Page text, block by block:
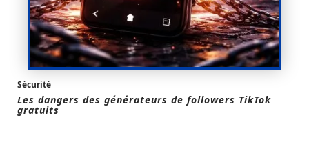
Sécurité
Les dangers des générateurs de followers TikTok
gratuits